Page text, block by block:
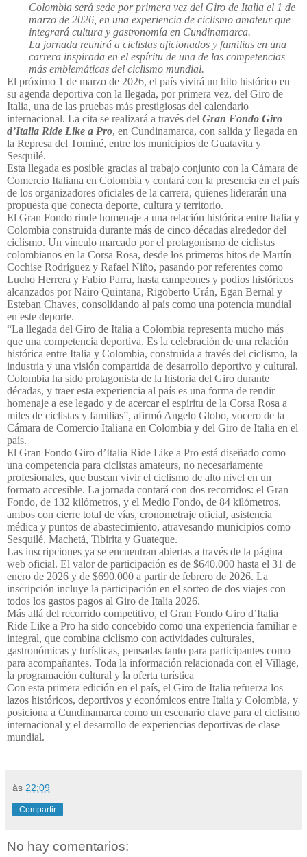
Colombia será sede por primera vez del Giro de Italia el 1 de
marzo de 2026, en una experiencia de ciclismo amateur que
integrará cultura y gastronomía en Cundinamarca.
La jornada reunirá a ciclistas aficionados y familias en una
carrera inspirada en el espíritu de una de las competencias
más emblemáticas del ciclismo mundial.
El próximo 1 de marzo de 2026, el país vivirá un hito histórico en
su agenda deportiva con la llegada, por primera vez, del Giro de
Italia, una de las pruebas más prestigiosas del calendario
internacional. La cita se realizará a través del Gran Fondo Giro
d’Italia Ride Like a Pro, en Cundinamarca, con salida y llegada en
la Represa del Tominé, entre los municipios de Guatavita y
Sesquilé.
Esta llegada es posible gracias al trabajo conjunto con la Cámara de
Comercio Italiana en Colombia y contará con la presencia en el país
de los organizadores oficiales de la carrera, quienes liderarán una
propuesta que conecta deporte, cultura y territorio.
El Gran Fondo rinde homenaje a una relación histórica entre Italia y
Colombia construida durante más de cinco décadas alrededor del
ciclismo. Un vínculo marcado por el protagonismo de ciclistas
colombianos en la Corsa Rosa, desde los primeros hitos de Martín
Cochise Rodríguez y Rafael Niño, pasando por referentes como
Lucho Herrera y Fabio Parra, hasta campeones y podios históricos
alcanzados por Nairo Quintana, Rigoberto Urán, Egan Bernal y
Esteban Chaves, consolidando al país como una potencia mundial
en este deporte.
“La llegada del Giro de Italia a Colombia representa mucho más
que una competencia deportiva. Es la celebración de una relación
histórica entre Italia y Colombia, construida a través del ciclismo, la
industria y una visión compartida de desarrollo deportivo y cultural.
Colombia ha sido protagonista de la historia del Giro durante
décadas, y traer esta experiencia al país es una forma de rendir
homenaje a ese legado y de acercar el espíritu de la Corsa Rosa a
miles de ciclistas y familias”, afirmó Angelo Globo, vocero de la
Cámara de Comercio Italiana en Colombia y del Giro de Italia en el
país.
El Gran Fondo Giro d’Italia Ride Like a Pro está diseñado como
una competencia para ciclistas amateurs, no necesariamente
profesionales, que buscan vivir el ciclismo de alto nivel en un
formato accesible. La jornada contará con dos recorridos: el Gran
Fondo, de 132 kilómetros, y el Medio Fondo, de 84 kilómetros,
ambos con cierre total de vías, cronometraje oficial, asistencia
médica y puntos de abastecimiento, atravesando municipios como
Sesquilé, Machetá, Tibirita y Guateque.
Las inscripciones ya se encuentran abiertas a través de la página
web oficial. El valor de participación es de $640.000 hasta el 31 de
enero de 2026 y de $690.000 a partir de febrero de 2026. La
inscripción incluye la participación en el sorteo de dos viajes con
todos los gastos pagos al Giro de Italia 2026.
Más allá del recorrido competitivo, el Gran Fondo Giro d’Italia
Ride Like a Pro ha sido concebido como una experiencia familiar e
integral, que combina ciclismo con actividades culturales,
gastronómicas y turísticas, pensadas tanto para participantes como
para acompañantes. Toda la información relacionada con el Village,
la programación cultural y la oferta turística
Con esta primera edición en el país, el Giro de Italia refuerza los
lazos históricos, deportivos y económicos entre Italia y Colombia, y
posiciona a Cundinamarca como un escenario clave para el ciclismo
internacional y el desarrollo de experiencias deportivas de clase
mundial.
às 22:09
Compartir
No hay comentarios: